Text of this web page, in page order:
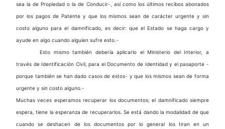
sea la de Propiedad o la de Conducir-, así como los últimos recibos abonados
por los pagos de Patente y que los mismos sean de carácter urgente y sin
costo alguno para el damnificado, es decir: que el Estado se haga cargo y
ayude en algo cuando alguien sufre esto.-
Esto mismo también debería aplicarlo el Ministerio del Interior, a
través de Identificación Civil, para el Documento de Identidad y el pasaporte -
porque también se han dado casos de estos- y que los mismos sean de forma
urgente y sin costo alguno.-
Muchas veces esperamos recuperar los documentos; el damnificado siempre
espera, tiene la esperanza de recuperarlos. Se está dando la modalidad de que
cuando se deshacen de los documentos por lo general los tiran en un